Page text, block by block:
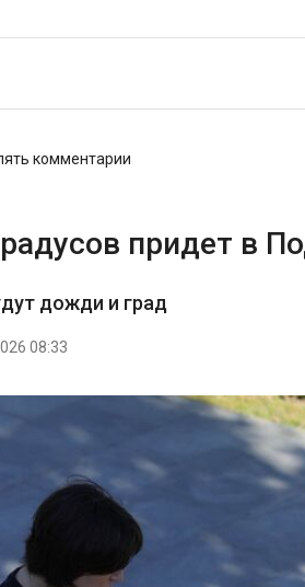
комментарии
придет в
дожди и град
08:33